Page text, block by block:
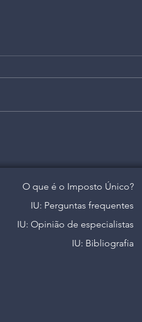
O que é o Imposto Único?
IU: Perguntas frequentes
IU: Opinião de especialistas
IU: Bibliografia